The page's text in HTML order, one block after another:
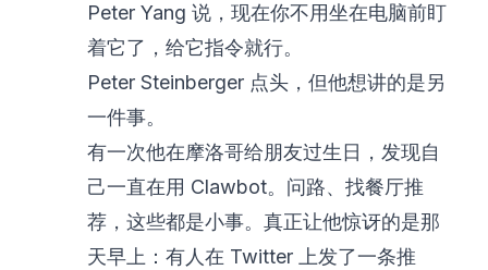
Peter Yang 说，现在你不用坐在电脑前盯
着它了，给它指令就行。
Peter Steinberger 点头，但他想讲的是另
一件事。
有一次他在摩洛哥给朋友过生日，发现自
己一直在用 Clawbot。问路、找餐厅推
荐，这些都是小事。真正让他惊讶的是那
天早上：有人在 Twitter 上发了一条推